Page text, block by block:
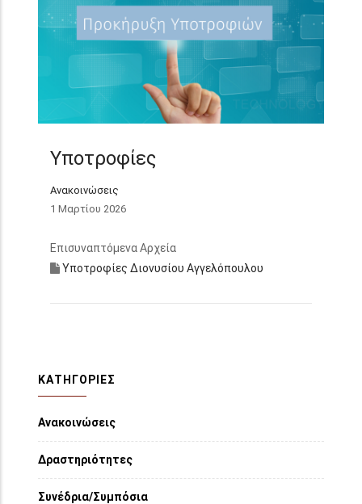
Υποτροφίες
Ανακοινώσεις
1 Μαρτίου 2026
Επισυναπτόμενα Αρχεία
Υποτροφίες Διονυσίου Αγγελόπουλου
ΚΑΤΗΓΟΡΙΕΣ
Ανακοινώσεις
Δραστηριότητες
Συνέδρια/Συμπόσια